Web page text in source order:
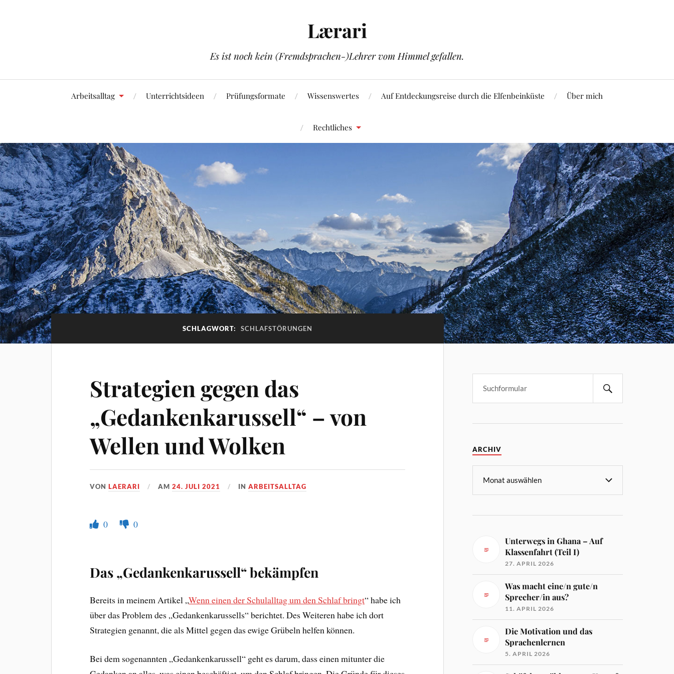
Lærari
Es ist noch kein (Fremdsprachen-)Lehrer vom Himmel gefallen.
Arbeitsalltag Unterrichtsideen Prüfungsformate Wissenswertes Auf Entdeckungsreise durch die Elfenbeinküste Über mich
Rechtliches
SCHLAGWORT: SCHLAFSTÖRUNGEN
Strategien gegen das
„Gedankenkarussell“ – von
Wellen und Wolken
VONLAERARI AM24. JULI 2021 INARBEITSALLTAG
0 0
Das „Gedankenkarussell“ bekämpfen
Bereits in meinem Artikel „Wenn einen der Schulalltag um den Schlaf bringt“ habe ich
über das Problem des „Gedankenkarussells“ berichtet. Des Weiteren habe ich dort
Strategien genannt, die als Mittel gegen das ewige Grübeln helfen können.
Bei dem sogenannten „Gedankenkarussell“ geht es darum, dass einen mitunter die
ARCHIV
Unterwegs in Ghana – Auf
Klassenfahrt (Teil I)
27. APRIL 2026
Was macht eine/n gute/n
Sprecher/in aus?
11. APRIL 2026
Die Motivation und das
Sprachenlernen
5. APRIL 2026